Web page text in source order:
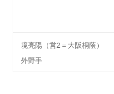
境亮陽（営2＝大阪桐蔭）
外野手